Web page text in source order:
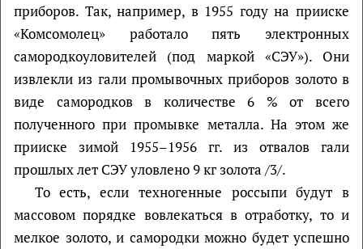
приборов. Так, например, в 1955 году на прииске
«Комсомолец» работало пять электронных
самородкоуловителей (под маркой «СЭУ»). Они
извлекли из гали промывочных приборов золото в
виде самородков в количестве 6 % от всего
полученного при промывке металла. На этом же
прииске зимой 1955–1956 гг. из отвалов гали
прошлых лет СЭУ уловлено 9 кг золота /3/.
То есть, если техногенные россыпи будут в
массовом порядке вовлекаться в отработку, то и
мелкое золото, и самородки можно будет успешно